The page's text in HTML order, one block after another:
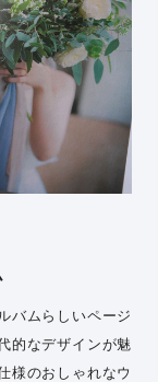
バムらしいページ
的なデザインが魅
様のおしゃれなウ